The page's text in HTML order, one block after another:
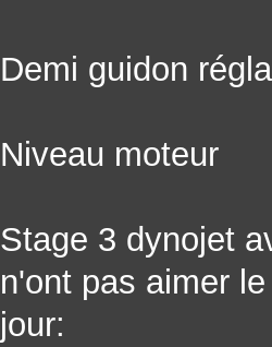
Demi guidon
Niveau moteur
Stage 3 dynojet
n'ont pas aimer
jour: